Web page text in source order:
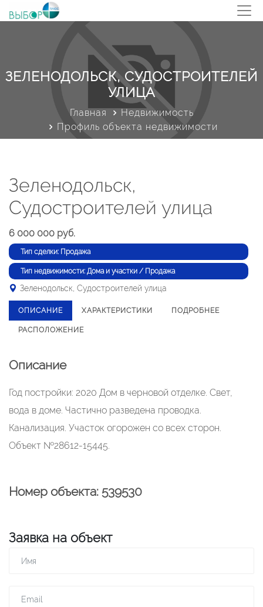
ЗЕЛЕНОДОЛЬСК, СУДОСТРОИТЕЛЕЙ
УЛИЦА
Главная
Недвижимость
Профиль объекта недвижимости
Зеленодольск,
Судостроителей улица
6 000 000 руб.
Тип сделки: Продажа
Тип недвижимости: Дома и участки / Продажа
Зеленодольск, Судостроителей улица
ОПИСАНИЕ ХАРАКТЕРИСТИКИ ПОДРОБНЕЕ
РАСПОЛОЖЕНИЕ
Описание
Год постройки: 2020 Дом в черновой отделке. Свет,
вода в доме. Частично разведена проводка.
Канализация. Участок огорожен со всех сторон.
Объект №28612-15445.
Номер объекта: 539530
Заявка на объект